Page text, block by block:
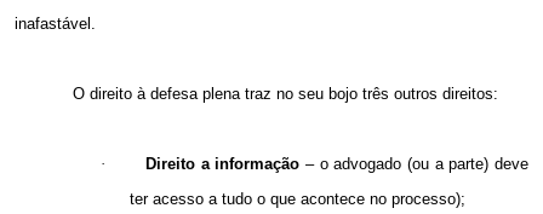
inafastável.
O direito à defesa plena traz no seu bojo três outros direitos:
· Direito a informação – o advogado (ou a parte) deve
ter acesso a tudo o que acontece no processo);